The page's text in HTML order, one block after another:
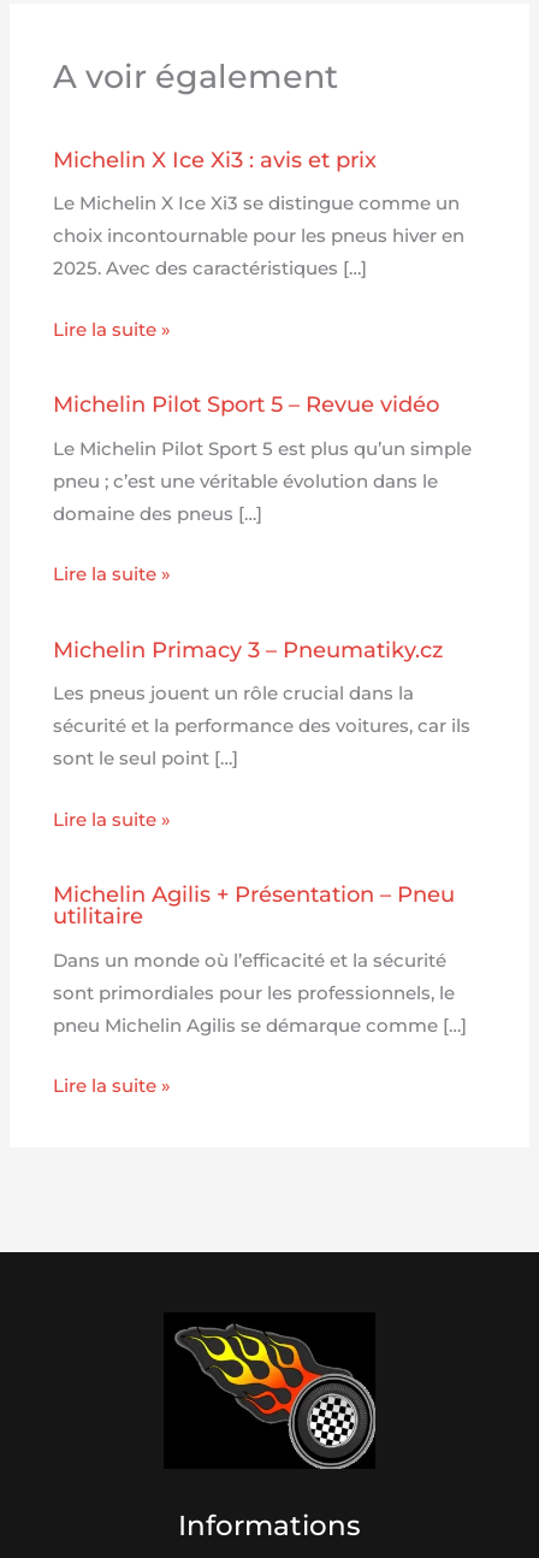
A voir également
Michelin X Ice Xi3 : avis et prix
Le Michelin X Ice Xi3 se distingue comme un
choix incontournable pour les pneus hiver en
2025. Avec des caractéristiques […]
Lire la suite »
Michelin Pilot Sport 5 – Revue vidéo
Le Michelin Pilot Sport 5 est plus qu’un simple
pneu ; c’est une véritable évolution dans le
domaine des pneus […]
Lire la suite »
Michelin Primacy 3 – Pneumatiky.cz
Les pneus jouent un rôle crucial dans la
sécurité et la performance des voitures, car ils
sont le seul point […]
Lire la suite »
Michelin Agilis + Présentation – Pneu
utilitaire
Dans un monde où l’efficacité et la sécurité
sont primordiales pour les professionnels, le
pneu Michelin Agilis se démarque comme […]
Lire la suite »
Informations